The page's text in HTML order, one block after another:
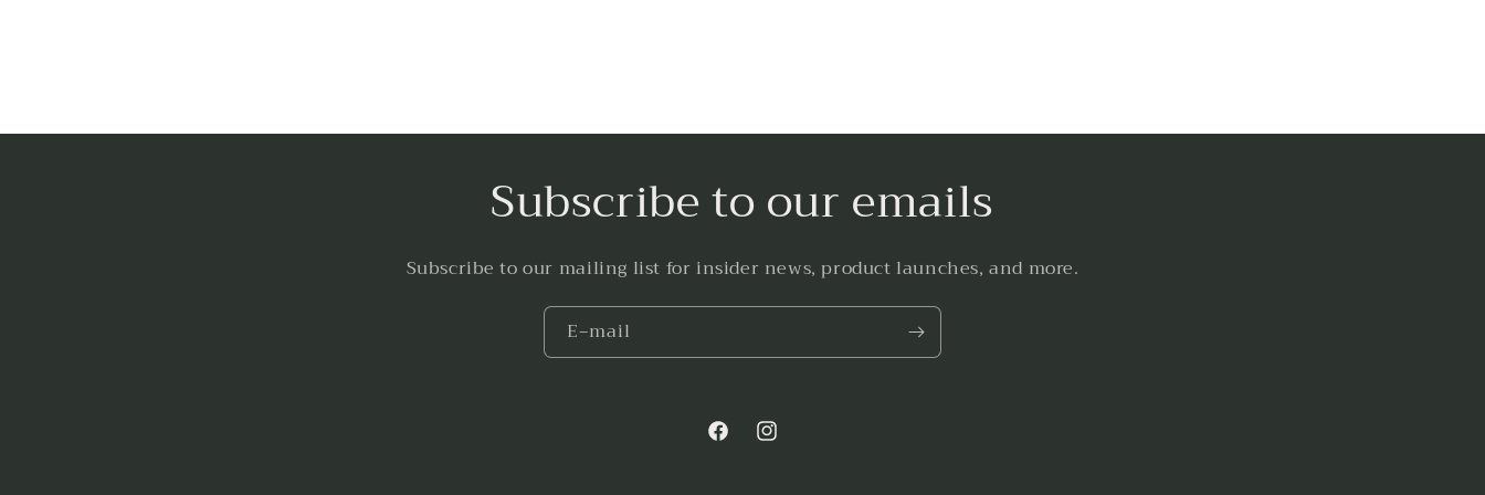
Subscribe to our emails
Subscribe to our mailing list for insider news, product launches, and more.
E‑mail
FacebookInstagram